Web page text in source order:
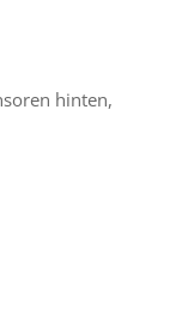
hinten,